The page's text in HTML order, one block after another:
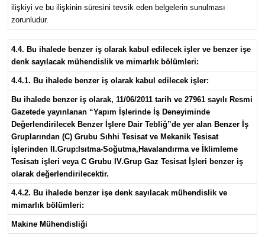
ilişkiyi ve bu ilişkinin süresini tevsik eden belgelerin sunulması
zorunludur.
4.4. Bu ihalede benzer iş olarak kabul edilecek işler ve benzer işe
denk sayılacak mühendislik ve mimarlık bölümleri:
4.4.1. Bu ihalede benzer iş olarak kabul edilecek işler:
Bu ihalede benzer iş olarak, 11/06/2011 tarih ve 27961 sayılı Resmi
Gazetede yayınlanan “Yapım İşlerinde İş Deneyiminde
Değerlendirilecek Benzer İşlere Dair Tebliğ”de yer alan Benzer İş
Gruplarından (C) Grubu Sıhhi Tesisat ve Mekanik Tesisat
İşlerinden II.Grup:Isıtma-Soğutma,Havalandırma ve İklimleme
Tesisatı işleri veya C Grubu IV.Grup Gaz Tesisat İşleri benzer iş
olarak değerlendirilecektir.
4.4.2. Bu ihalede benzer işe denk sayılacak mühendislik ve
mimarlık bölümleri:
Makine Mühendisliği